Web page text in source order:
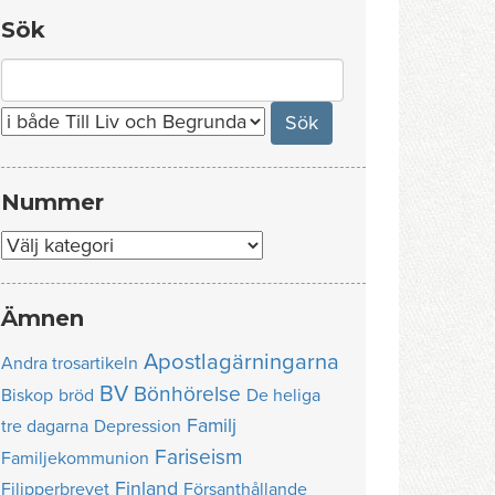
Sök
for:
Nummer
Nummer
Ämnen
Andra trosartikeln Apostlagärningarna
Biskop bröd BV Bönhörelse De heliga
tre dagarna Depression Familj
Familjekommunion Fariseism
Filipperbrevet Finland Försanthållande